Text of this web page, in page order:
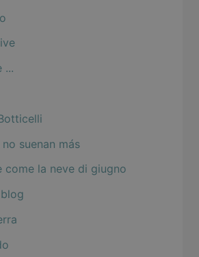
...
suenan más
come la neve di giugno